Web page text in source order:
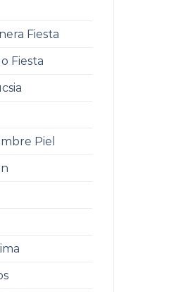
Fiesta
Fiesta
Piel